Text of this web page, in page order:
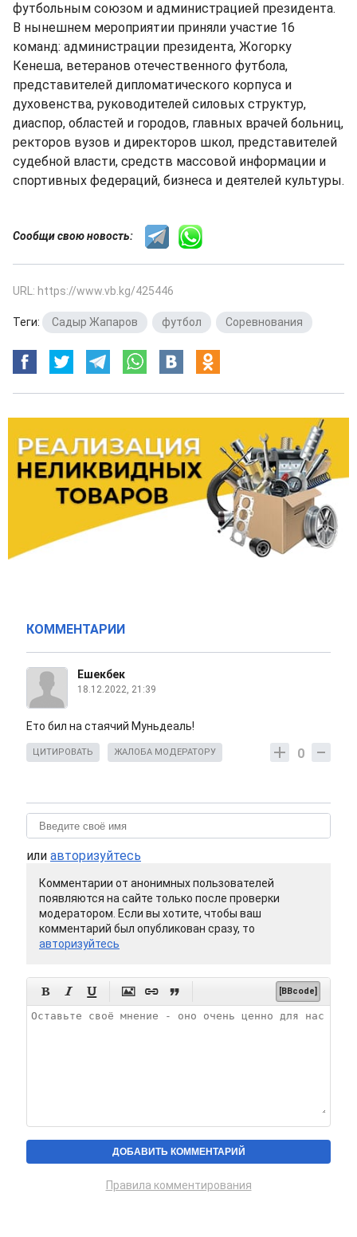
футбольным союзом и администрацией президента.
В нынешнем мероприятии приняли участие 16
команд: администрации президента, Жогорку
Кенеша, ветеранов отечественного футбола,
представителей дипломатического корпуса и
духовенства, руководителей силовых структур,
диаспор, областей и городов, главных врачей больниц,
ректоров вузов и директоров школ, представителей
судебной власти, средств массовой информации и
спортивных федераций, бизнеса и деятелей культуры.
Сообщи свою новость:
URL: https://www.vb.kg/425446
Теги: Садыр Жапаров футбол Соревнования
КОММЕНТАРИИ
Ешекбек
18.12.2022, 21:39
Ето бил на стаячий Муньдеаль!
0
ЦИТИРОВАТЬ ЖАЛОБА МОДЕРАТОРУ
или авторизуйтесь
Комментарии от анонимных пользователей
появляются на сайте только после проверки
модератором. Если вы хотите, чтобы ваш
комментарий был опубликован сразу, то
авторизуйтесь
      [BBcode]
Правила комментирования